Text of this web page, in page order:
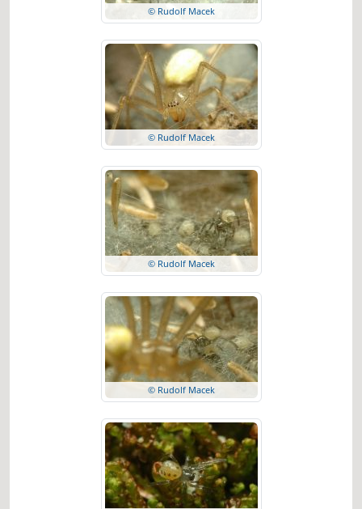
© Rudolf Macek
© Rudolf Macek
© Rudolf Macek
© Rudolf Macek